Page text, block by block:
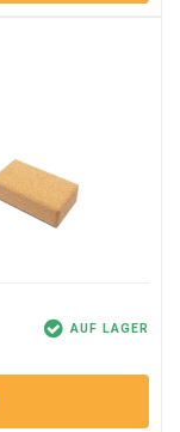
AUF LAGER